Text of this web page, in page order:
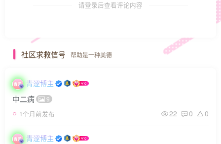
请登录后查看评论内容
社区求救信号 帮助是一种美德
青涩博主
中二病 9
1个月前发布 22 0 0
青涩博主